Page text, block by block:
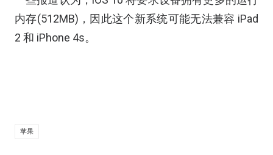
内存(512MB)，因此这个新系统可能无法兼容 iPad
2 和 iPhone 4s。
苹果